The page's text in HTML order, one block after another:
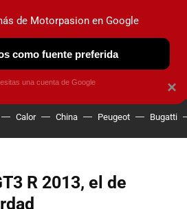
OBSERVATORIO
Calor China Peugeot Bugatti
R 2013, el de
×
de Motorpasion en Google
como fuente preferida
una cuenta de Google